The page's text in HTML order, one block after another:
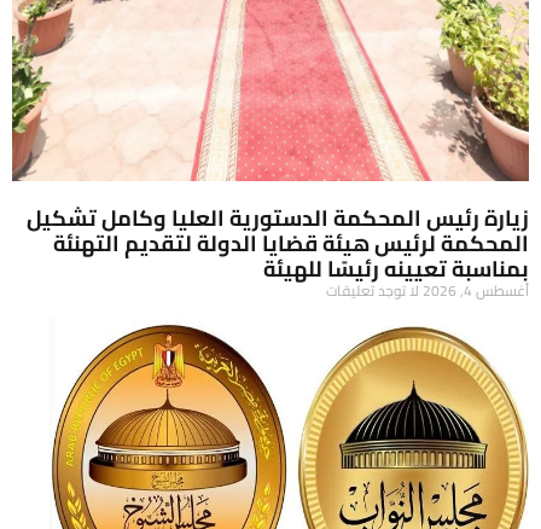
زيارة رئيس المحكمة الدستورية العليا وكامل تشكيل
المحكمة لرئيس هيئة قضايا الدولة لتقديم التهنئة
بمناسبة تعيينه رئيسًا للهيئة
أغسطس 4, 2026 لا توجد تعليقات